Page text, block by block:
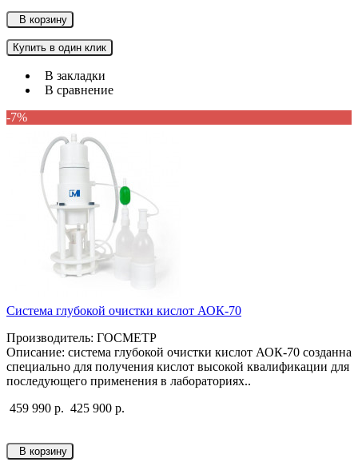
В корзину
Купить в один клик
В закладки
В сравнение
-7%
Система глубокой очистки кислот АОК-70
Производитель: ГОСМЕТР
Описание: система глубокой очистки кислот АОК-70 созданна
специально для получения кислот высокой квалификации для
последующего применения в лабораториях..
459 990 р. 425 900 р.
В корзину